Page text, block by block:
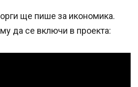
ще пише за икономика.
да се включи в проекта: